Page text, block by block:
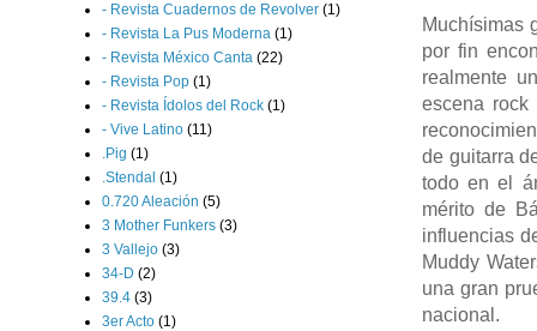
Muchísimas
por fin
realmente
escena rock
de guitarra
todo en el
mérito de
influencias
Muddy
una gran
nacional.
- Revista Cuadernos de Revolver (1)
- Revista La Pus Moderna (1)
- Revista México Canta (22)
- Revista Pop (1)
- Revista Ídolos del Rock (1)
- Vive Latino (11)
.Pig (1)
.Stendal (1)
0.720 Aleación (5)
3 Mother Funkers (3)
3 Vallejo (3)
34-D (2)
39.4 (3)
3er Acto (1)